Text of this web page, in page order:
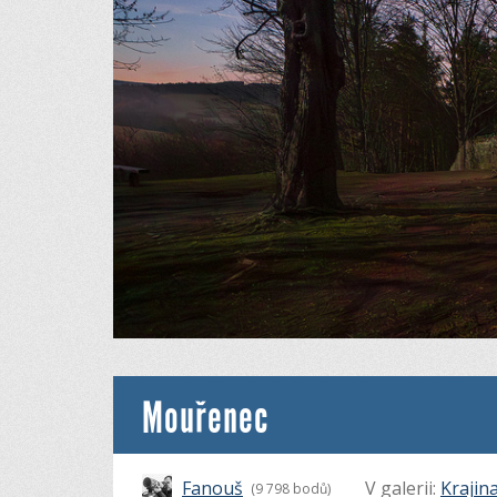
Mouřenec
Fanouš (9 798 bodů) V galerii: